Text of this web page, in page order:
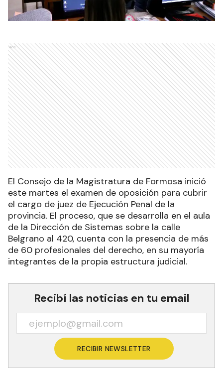
Ads
El Consejo de la Magistratura de Formosa inició
este martes el examen de oposición para cubrir
el cargo de juez de Ejecución Penal de la
provincia. El proceso, que se desarrolla en el aula
de la Dirección de Sistemas sobre la calle
Belgrano al 420, cuenta con la presencia de más
de 60 profesionales del derecho, en su mayoría
integrantes de la propia estructura judicial.
Recibí las noticias en tu email
RECIBIR NEWSLETTER